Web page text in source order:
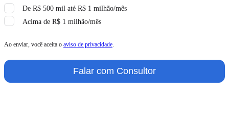
De R$ 500 mil até R$ 1 milhão/mês
Acima de R$ 1 milhão/mês
Ao enviar, você aceita o aviso de privacidade.
Falar com Consultor